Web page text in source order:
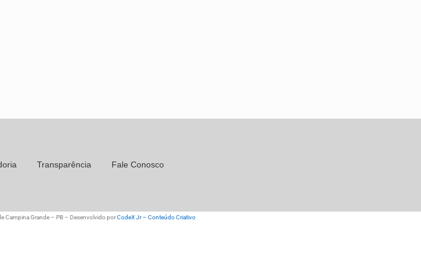
Transparência Fale Conosco
Campina Grande – PB – Desenvolvido porCodeX Jr – Conteúdo Criativo